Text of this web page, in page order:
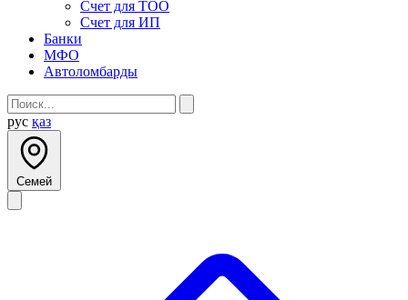
Cчет для ТОО
Счет для ИП
Банки
МФО
Автоломбарды
рус қаз
Семей